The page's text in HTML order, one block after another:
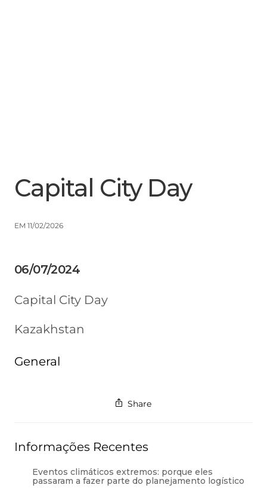
Capital City Day
EM 11/02/2026
06/07/2024
Capital City Day
Kazakhstan
General
Share
Informações Recentes
Eventos climáticos extremos: porque eles
passaram a fazer parte do planejamento logístico